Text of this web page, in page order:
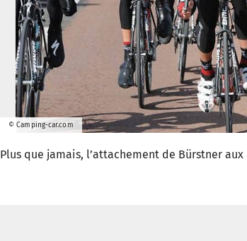
© Camping-car.com
Plus que jamais, l’attachement de Bürstner